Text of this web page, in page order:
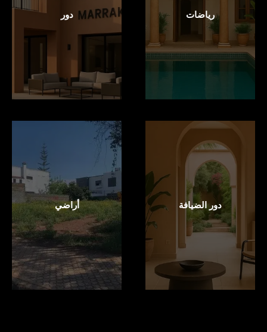
رياضات دور
دور الضيافة أراضي